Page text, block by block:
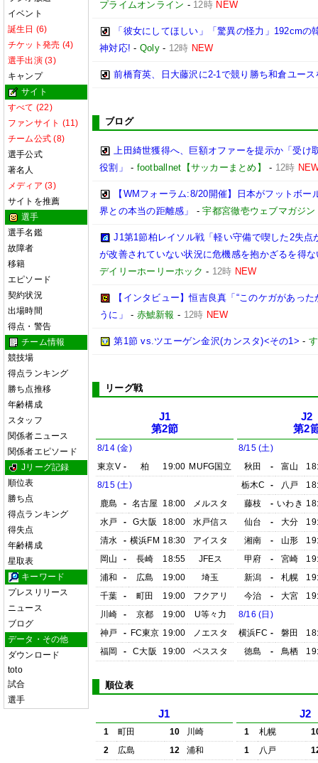
イベント
誕生日 (6)
チケット発売 (4)
選手出演 (3)
キャンプ
サイト
すべて (22)
ファンサイト (11)
チーム公式 (8)
選手公式
著名人
メディア (3)
サイトを推薦
選手
選手名鑑
故障者
移籍
エピソード
契約状況
出場時間
得点・警告
チーム情報
競技場
得点ランキング
勝ち点推移
年齢構成
スタッフ
関係者ニュース
関係者エピソード
Jリーグ記録
順位表
勝ち点
得点ランキング
得失点
年齢構成
星取表
キーワード
プレスリリース
ニュース
ブログ
データ・その他
ダウンロード
toto
試合
選手
プライムオンライン - 12時 NEW
「彼女にしてほしい」「驚異の怪力」192cm
神対応! - Qoly- 12時 NEW
前橋育英、日大藤沢に2-1で競り勝ち和倉ユース
ブログ
上田綺世獲得へ、巨額オファーを提示か「受
役割」
- footballnet【サッカーまとめ】 - 12時
【WMフォーラム:8/20開催】日本がフットボ
界との本当の距離感」
-宇都宮徹壱ウェブマガジン
J1第1節柏レイソル戦「軽い守備で喫した2失
が改善されていない状況に危機感を抱かざるを得
デイリーホーリーホック - 12時 NEW
【インタビュー】恒吉良真「“このケガがあっ
うに」
- 赤鯱新報 - 12時 NEW
第1節 vs.ツエーゲン金沢(カンスタ)<その1> -
リーグ戦
J1
第2節
8/14 (金)
東京V - 柏 19:00 MUFG国立
8/15 (土)
鹿島
- 名古屋 18:00
メルスタ
水戸
- G大阪 18:00
水戸信ス
清水
- 横浜FM 18:30
アイスタ
岡山
- 長崎 18:55
JFEス
浦和
- 広島 19:00
埼玉
千葉
- 町田 19:00
フクアリ
川崎
- 京都 19:00
U等々力
神戸
- FC東京 19:00
ノエスタ
福岡
- C大阪 19:00 ベススタ
J2
第2
8/15 (土)
秋田
- 富山
栃木C
- 八戸
藤枝
- いわき
仙台
- 大分
湘南
- 山形
甲府
- 宮崎
新潟
- 札幌
今治
- 大宮
8/16 (日)
横浜FC - 磐田
徳島
- 鳥栖
順位表
J1
1 町田 10
川崎
2
広島 12
浦和
J2
1 札幌
1
八戸